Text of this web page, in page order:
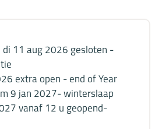
11 aug 2026 gesloten -
extra open - end of Year
9 jan 2027- winterslaap
vanaf 12 u geopend-